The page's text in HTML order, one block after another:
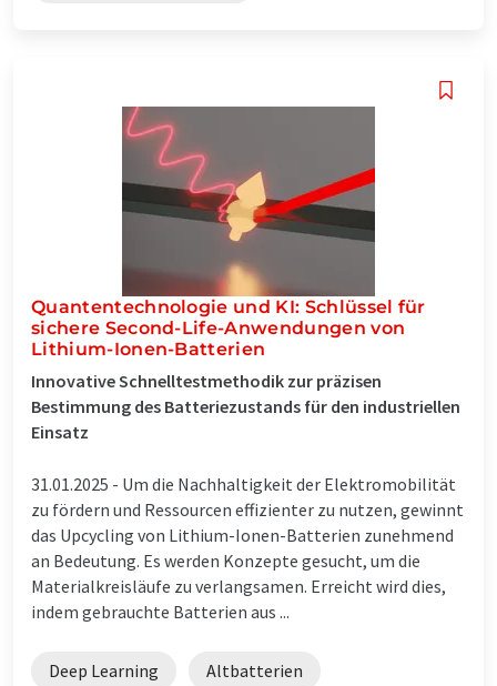
Quantentechnologie und KI: Schlüssel für
sichere Second-Life-Anwendungen von
Lithium-Ionen-Batterien
Innovative Schnelltestmethodik zur präzisen
Bestimmung des Batteriezustands für den industriellen
Einsatz
31.01.2025 - Um die Nachhaltigkeit der Elektromobilität
zu fördern und Ressourcen effizienter zu nutzen, gewinnt
das Upcycling von Lithium-Ionen-Batterien zunehmend
an Bedeutung. Es werden Konzepte gesucht, um die
Materialkreisläufe zu verlangsamen. Erreicht wird dies,
indem gebrauchte Batterien aus ...
Deep Learning Altbatterien